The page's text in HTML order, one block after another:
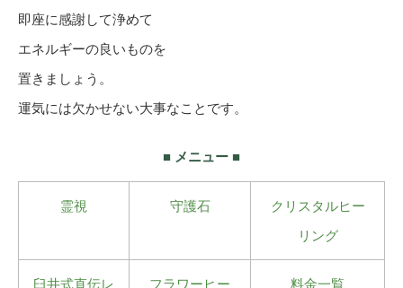
即座に感謝して浄めて
エネルギーの良いものを
置きましょう。
運気には欠かせない大事なことです。
■ メニュー ■
霊視 守護石
クリスタルヒー
リング
臼井式直伝レ
フラワーヒー
料金一覧